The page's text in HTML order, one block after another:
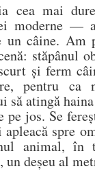
cea mai
moderne —
un câine. Am
stăpânul
și ferm
pentru ca
să atingă
pe jos. Se
apleacă spre
animal, în
deșeu al